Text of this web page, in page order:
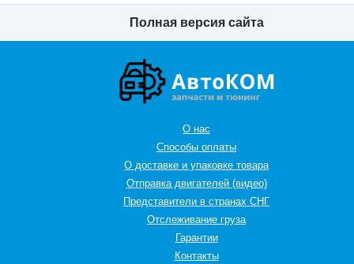
Полная версия сайта
О нас
Способы оплаты
О доставке и упаковке товара
Отправка двигателей (видео)
Представители в странах СНГ
Oтслеживание груза
Гарантии
Контакты